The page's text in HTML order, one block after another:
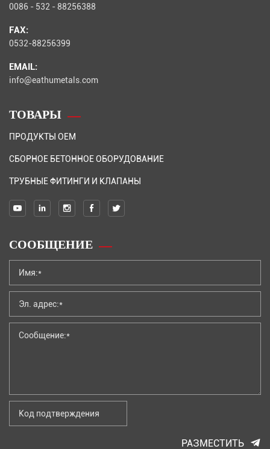
0086 - 532 - 88256388
FAX:
0532-88256399
EMAIL:
info@eathumetals.com
ТОВАРЫ
ПРОДУКТЫ OEM
СБОРНОЕ БЕТОННОЕ ОБОРУДОВАНИЕ
ТРУБНЫЕ ФИТИНГИ И КЛАПАНЫ
СООБЩЕНИЕ
РАЗМЕСТИТЬ